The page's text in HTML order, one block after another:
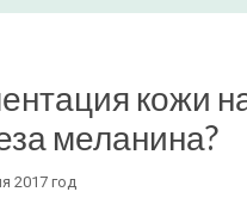
кожи
меланина?
2017 год